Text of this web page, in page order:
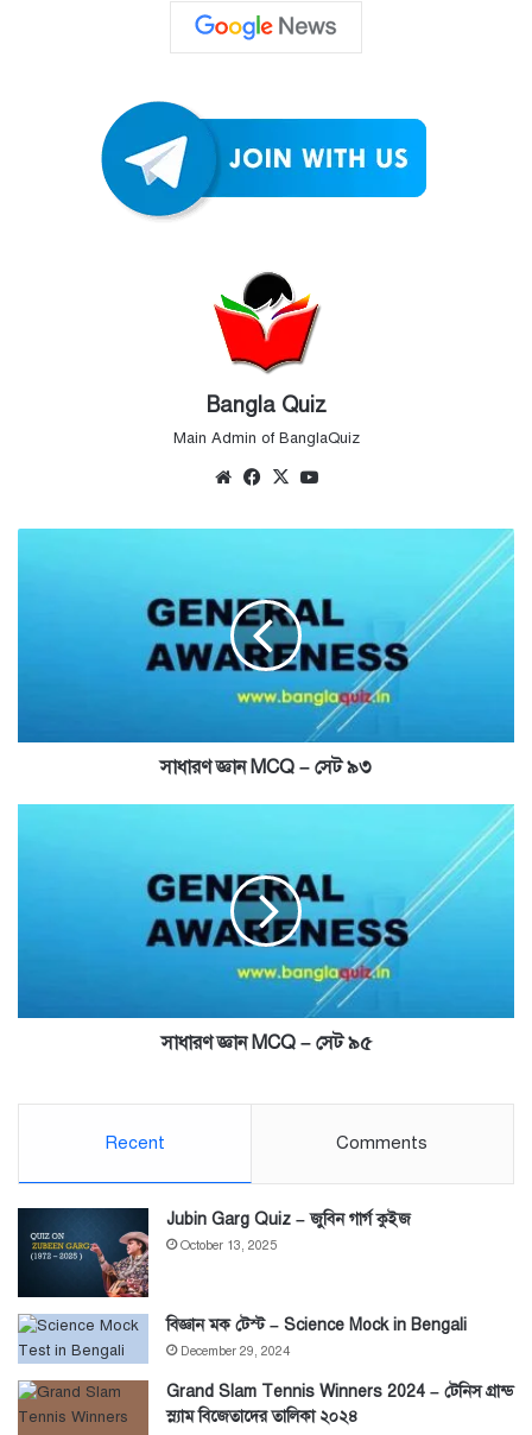
Bangla Quiz
Main Admin of BanglaQuiz
WebsiteFacebook
X
সাধারণ জ্ঞান MCQ – সেট ৯৩
সাধারণ জ্ঞান MCQ – সেট ৯৫
Recent Comments
Jubin Garg Quiz – জুবিন গার্গ কুইজ
October 13, 2025
বিজ্ঞান মক টেস্ট – Science Mock in Bengali
December 29, 2024
Grand Slam Tennis Winners 2024 – টেনিস গ্রান্ড
স্ল্যাম বিজেতাদের তালিকা ২০২৪